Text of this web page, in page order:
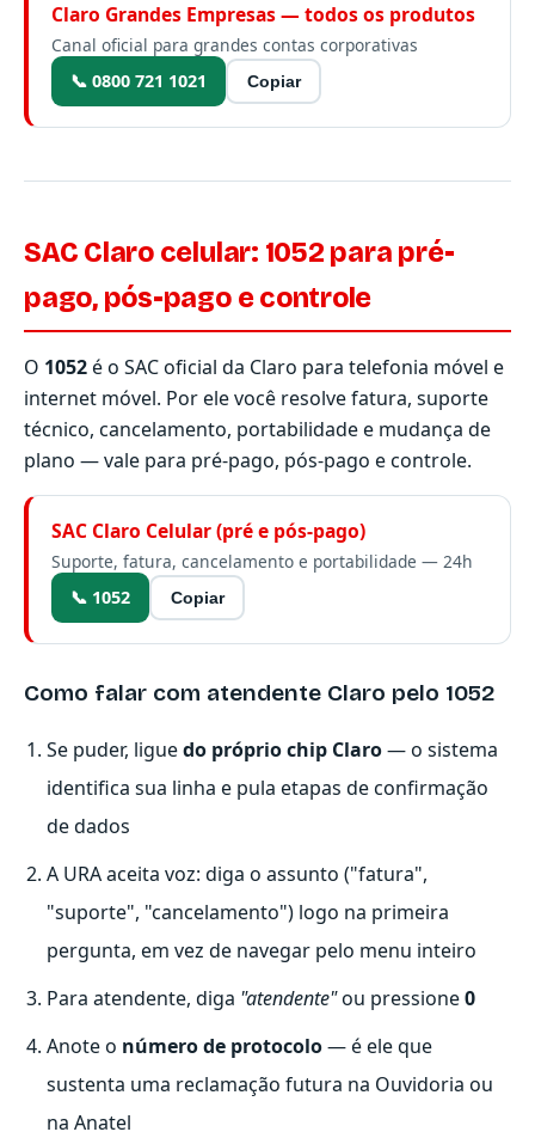
Claro Grandes Empresas — todos os produtos
Canal oficial para grandes contas corporativas
📞 0800 721 1021
Copiar
SAC Claro celular: 1052 para pré-
pago, pós-pago e controle
O 1052é o SAC oficial da Claro para telefonia móvel e
internet móvel. Por ele você resolve fatura, suporte
técnico, cancelamento, portabilidade e mudança de
plano — vale para pré-pago, pós-pago e controle.
SAC Claro Celular (pré e pós-pago)
Suporte, fatura, cancelamento e portabilidade — 24h
📞 1052
Copiar
Como falar com atendente Claro pelo 1052
Se puder, liguedo próprio chip Claro— o sistema
identifica sua linha e pula etapas de confirmação
de dados
A URA aceita voz: diga o assunto ("fatura",
"suporte", "cancelamento") logo na primeira
pergunta, em vez de navegar pelo menu inteiro
Para atendente, diga "atendente"ou pressione0
Anote o número de protocolo— é ele que
sustenta uma reclamação futura na Ouvidoria ou
na Anatel